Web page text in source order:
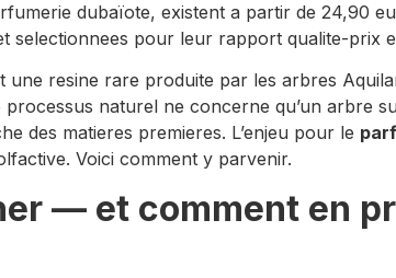
dubaïote, existent a partir de 24,90
selectionnees pour leur rapport qualite-prix
resine rare produite par les arbres
naturel ne concerne qu’un arbre
des matieres premieres. L’enjeu pour le
Voici comment y parvenir.
— et comment en